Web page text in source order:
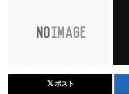
ポスト